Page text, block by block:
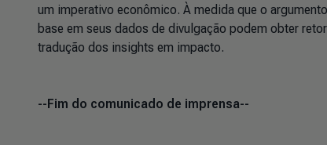
um imperativo econômico. À medida que o
base em seus dados de divulgação podem obter
tradução dos insights em impacto.
--Fim do comunicado de imprensa--